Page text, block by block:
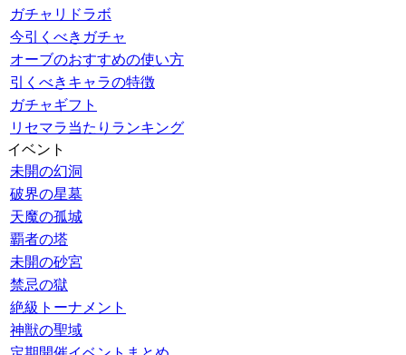
ガチャリドラボ
今引くべきガチャ
オーブのおすすめの使い方
引くべきキャラの特徴
ガチャギフト
リセマラ当たりランキング
イベント
未開の幻洞
破界の星墓
天魔の孤城
覇者の塔
未開の砂宮
禁忌の獄
絶級トーナメント
神獣の聖域